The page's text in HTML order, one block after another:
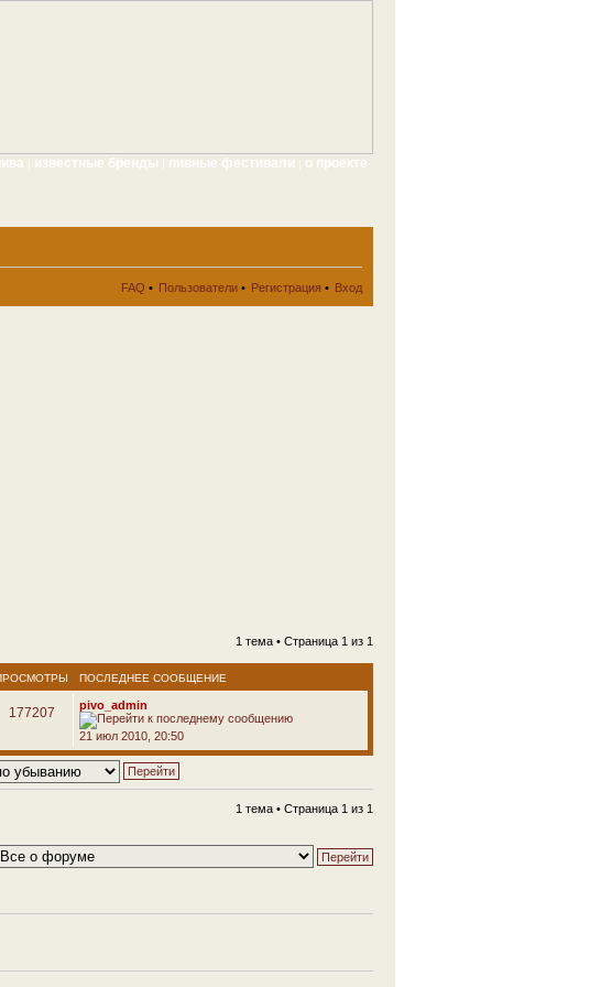
известные бренды пивные фестивали о проекте
FAQ • Пользователи • Регистрация • Вход
1 тема • Страница 1 из 1
ПОСЛЕДНЕЕ СООБЩЕНИЕ
177207 pivo_admin
21 июл 2010, 20:50
1 тема • Страница 1 из 1